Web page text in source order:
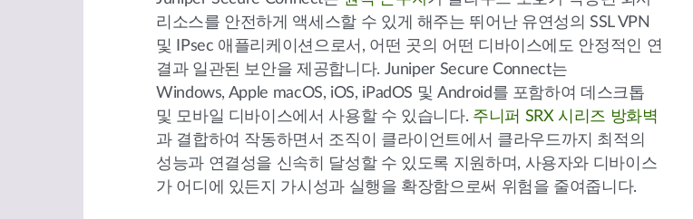
리소스를 안전하게 액세스할 수 있게 해주는 뛰어난 유연성의 SSL VPN
및 IPsec 애플리케이션으로서, 어떤 곳의 어떤 디바이스에도 안정적인 연
결과 일관된 보안을 제공합니다. Juniper Secure Connect는
Windows, Apple macOS, iOS, iPadOS 및 Android를 포함하여 데스크톱
및 모바일 디바이스에서 사용할 수 있습니다. 주니퍼 SRX 시리즈 방화벽
과 결합하여 작동하면서 조직이 클라이언트에서 클라우드까지 최적의
성능과 연결성을 신속히 달성할 수 있도록 지원하며, 사용자와 디바이스
가 어디에 있든지 가시성과 실행을 확장함으로써 위험을 줄여줍니다.